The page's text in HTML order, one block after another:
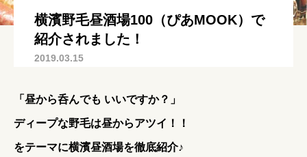
横濱野毛昼酒場100（ぴあMOOK）で
紹介されました！
2019.03.15
「昼から呑んでも いいですか？」
ディープな野毛は昼からアツイ！！
をテーマに横濱昼酒場を徹底紹介♪